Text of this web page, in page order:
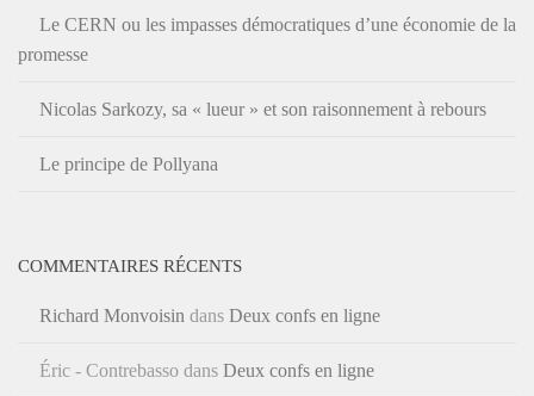
Le CERN ou les impasses démocratiques d’une économie de la
promesse
Nicolas Sarkozy, sa « lueur » et son raisonnement à rebours
Le principe de Pollyana
COMMENTAIRES RÉCENTS
Richard Monvoisin dans Deux confs en ligne
Éric - Contrebasso dans Deux confs en ligne